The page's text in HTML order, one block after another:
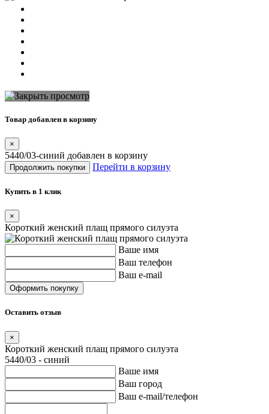
Товар добавлен в корзину
×
5440/03-синий добавлен в корзину
Продолжить покупки Перейти в корзину
Купить в 1 клик
×
Короткий женский плащ прямого силуэта
Ваше имя
Ваш телефон
Ваш e-mail
Оставить отзыв
×
Короткий женский плащ прямого силуэта
5440/03 - синий
Ваше имя
Ваш город
Ваш e-mail/телефон